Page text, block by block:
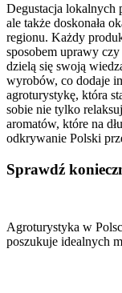
Degustacja lokalnych
ale także doskonała
regionu. Każdy
sposobem uprawy
dzielą się swoją
wyrobów, co dodaje
agroturystykę, która
sobie nie tylko
aromatów, które na
odkrywanie Polski
Sprawdź
Agroturystyka w
poszukuje idealnych
wpisu